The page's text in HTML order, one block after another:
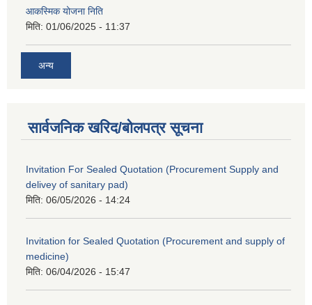
आकस्मिक योजना निति
मिति: 01/06/2025 - 11:37
अन्य
सार्वजनिक खरिद/बोलपत्र सूचना
Invitation For Sealed Quotation (Procurement Supply and
delivey of sanitary pad)
मिति: 06/05/2026 - 14:24
Invitation for Sealed Quotation (Procurement and supply of
medicine)
मिति: 06/04/2026 - 15:47